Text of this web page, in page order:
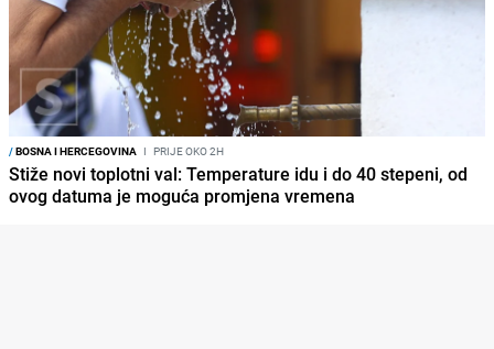
/BOSNA I HERCEGOVINA I PRIJE OKO 2H
Stiže novi toplotni val: Temperature idu i do 40 stepeni, od
ovog datuma je moguća promjena vremena